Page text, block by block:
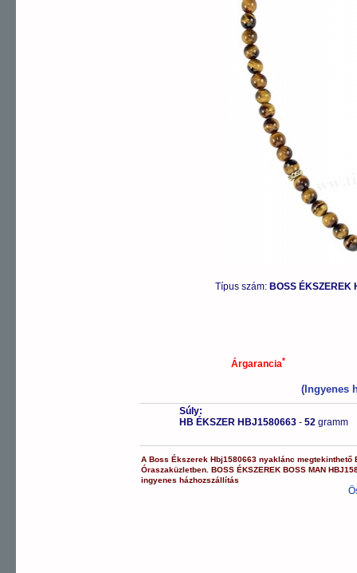
Típus szám: BOSS ÉKSZEREK
Árgarancia*
(Ingyenes
Súly:
HB ÉKSZER HBJ1580663 - 52 gramm
ABoss Ékszerek Hbj1580663 nyaklánc megtekinthető
Óraszaküzletben.BOSS ÉKSZEREK BOSS MAN
ingyenes házhozszállítás